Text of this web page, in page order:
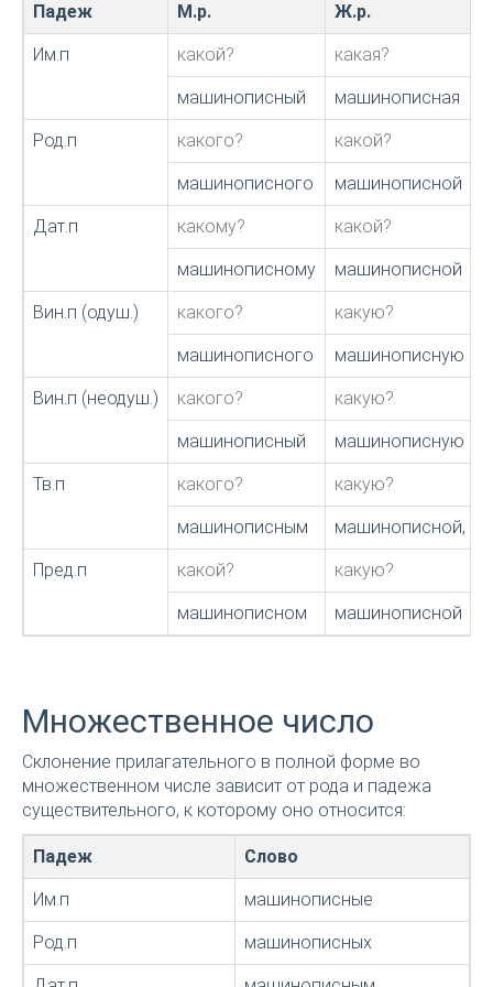
Падеж М.р. Ж.р.
Им.п какой? какая?
машинописный машинописная
Род.п какого? какой?
машинописного машинописной
Дат.п какому? какой?
машинописному машинописной
Вин.п (одуш.) какого? какую?
машинописного машинописную
Вин.п (неодуш.) какого? какую?
машинописный машинописную
Тв.п какого? какую?
машинописным машинописной,
Пред.п какой? какую?
машинописном машинописной
Множественное число
Склонение прилагательного в полной форме во
множественном числе зависит от рода и падежа
существительного, к которому оно относится:
Падеж Слово
Им.п машинописные
Род.п машинописных